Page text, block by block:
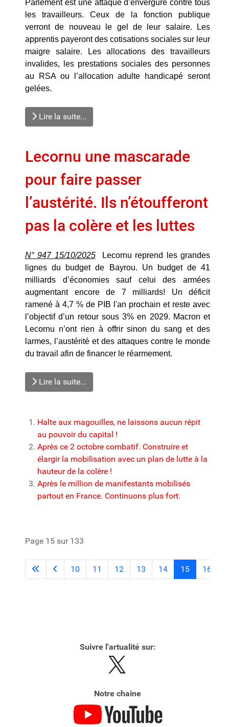
Parlement est une attaque d’envergure contre tous
les travailleurs. Ceux de la fonction publique
verront de nouveau le gel de leur salaire. Les
apprentis payeront des cotisations sociales sur leur
maigre salaire. Les allocations des travailleurs
invalides, les prestations sociales des personnes
au RSA ou l’allocation adulte handicapé seront
gelées.
Lire la suite...
Lecornu une mascarade
pour faire passer
l’austérité. Ils n’étoufferont
pas la colère et les luttes
N° 947 15/10/2025Lecornu reprend les grandes
lignes du budget de Bayrou. Un budget de 41
milliards d’économies sauf celui des armées
augmentant encore de 7 milliards! Un déficit
ramené à 4,7 % de PIB l'an prochain et reste avec
l’objectif d’un retour sous 3% en 2029. Macron et
Lecornu n’ont rien à offrir sinon du sang et des
larmes, l’austérité et des attaques contre le monde
du travail afin de financer le réarmement.
Lire la suite...
Halte aux magouilles, ne laissons aucun répit
au pouvoir du capital !
Après ce 2 octobre combatif. Construire et
élargir la mobilisation avec un plan de lutte à la
hauteur de la colère !
Après le million de manifestants mobilisés
partout en France. Continuons plus fort.
Page 15 sur 133
10 11 12 13 14 15 16
Suivre l'artualité sur:
Notre chaine